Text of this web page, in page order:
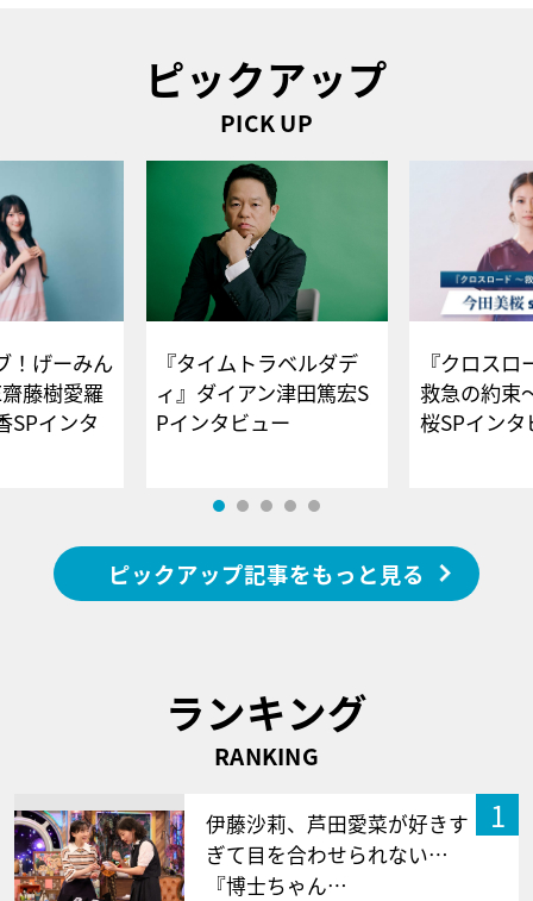
ピックアップ
PICK UP
！げーみん
藤樹愛羅
SPインタ
『タイムトラベルダデ
ィ』ダイアン津田篤宏S
Pインタビュー
『クロス
救急の約束
桜SPイ
ピックアップ記事をもっと見る
ランキング
RANKING
1
伊藤沙莉、芦田愛菜が好きす
ぎて目を合わせられない…
『博士ちゃん…